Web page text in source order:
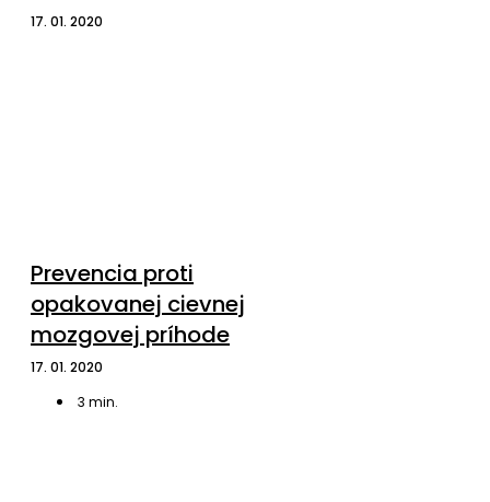
17. 01. 2020
Prevencia proti
opakovanej cievnej
mozgovej príhode
17. 01. 2020
3 min.